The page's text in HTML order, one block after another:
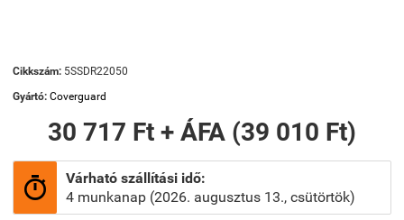
Cikkszám: 5SSDR22050
Gyártó: Coverguard
30 717 Ft + ÁFA (39 010 Ft)

Várható szállítási idő:
4 munkanap (2026. augusztus 13., csütörtök)